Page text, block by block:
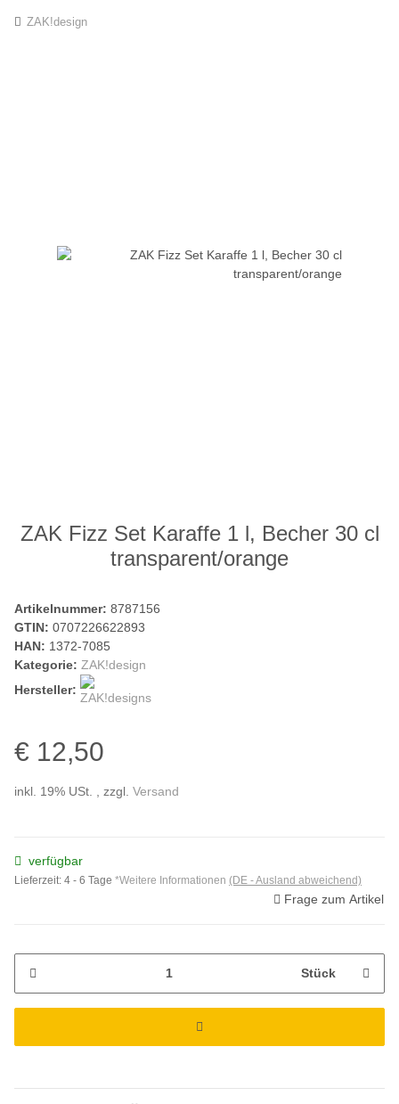
ZAK!design
ZAK Fizz Set Karaffe 1 l, Becher 30 cl
transparent/orange
Artikelnummer: 8787156
GTIN: 0707226622893
HAN: 1372-7085
Kategorie: ZAK!design
Hersteller:
€ 12,50
inkl. 19% USt. , zzgl. Versand
verfügbar
Lieferzeit: 4 - 6 Tage *Weitere Informationen (DE - Ausland abweichend)
Frage zum Artikel
Stück